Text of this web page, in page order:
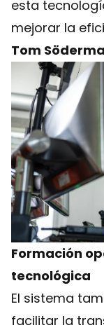
esta
mejorar la
Tom
Formación
tecnológica
El sistema
facilitar la